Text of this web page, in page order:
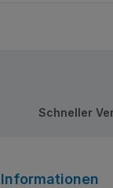
Schneller
Informationen